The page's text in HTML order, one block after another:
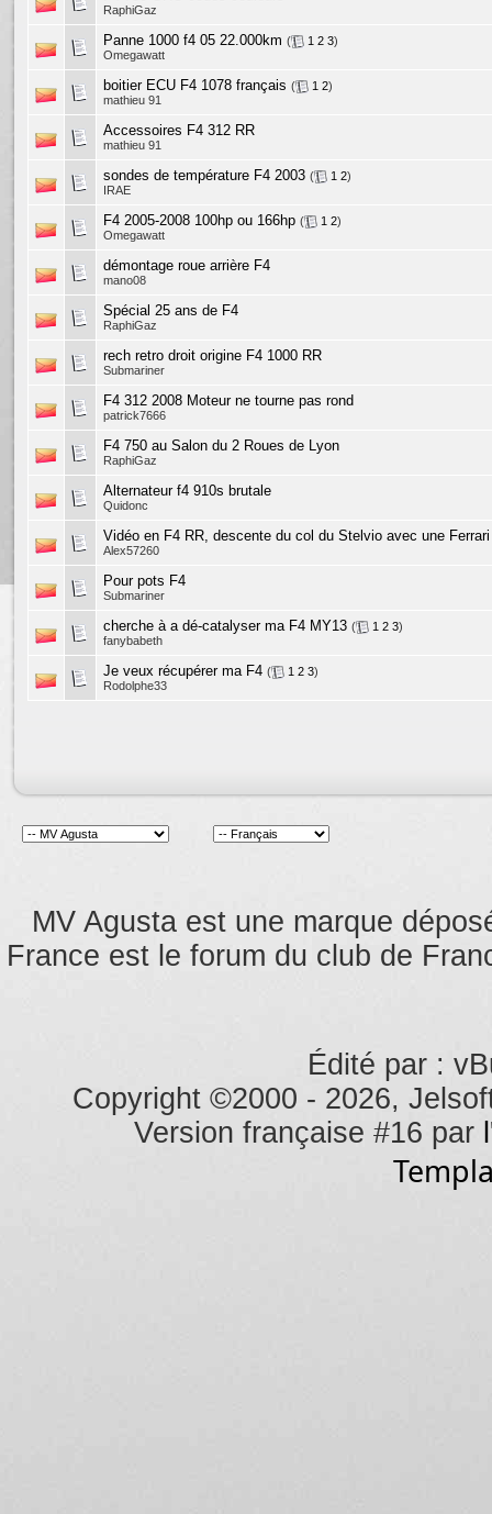
RaphiGaz
Panne 1000 f4 05 22.000km ( 1 2 3)
Omegawatt
boitier ECU F4 1078 français ( 1 2)
mathieu 91
Accessoires F4 312 RR
mathieu 91
sondes de température F4 2003 ( 1 2)
IRAE
F4 2005-2008 100hp ou 166hp ( 1 2)
Omegawatt
démontage roue arrière F4
mano08
Spécial 25 ans de F4
RaphiGaz
rech retro droit origine F4 1000 RR
Submariner
F4 312 2008 Moteur ne tourne pas rond
patrick7666
F4 750 au Salon du 2 Roues de Lyon
RaphiGaz
Alternateur f4 910s brutale
Quidonc
Vidéo en F4 RR, descente du col du Stelvio avec une
Alex57260
Pour pots F4
Submariner
cherche à a dé-catalyser ma F4 MY13 ( 1 2 3)
fanybabeth
Je veux récupérer ma F4 ( 1 2 3)
Rodolphe33
MV Agusta est une marque
France est le forum du club de
Édité par :
Copyright ©2000 - 2026,
Version française #16 par